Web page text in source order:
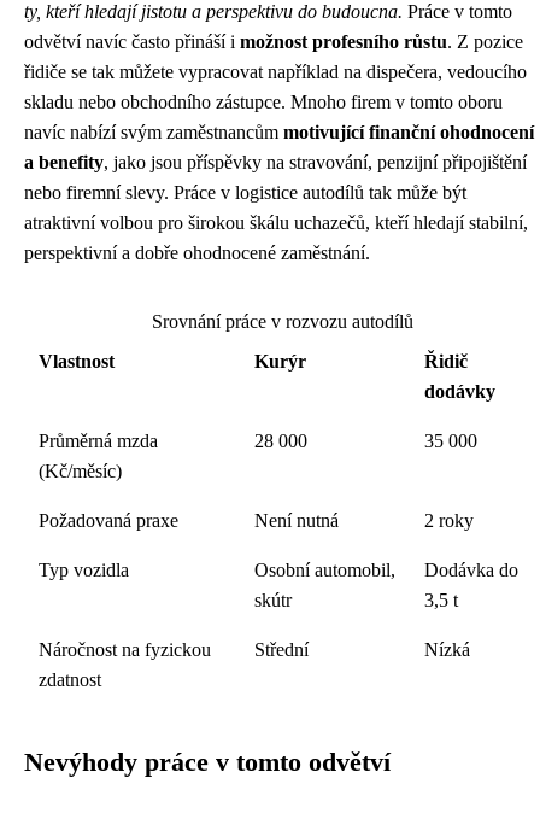
ty, kteří hledají jistotu a perspektivu do budoucna. Práce v tomto
odvětví navíc často přináší i možnost profesního růstu. Z pozice
řidiče se tak můžete vypracovat například na dispečera, vedoucího
skladu nebo obchodního zástupce. Mnoho firem v tomto oboru
navíc nabízí svým zaměstnancům motivující finanční ohodnocení
a benefity, jako jsou příspěvky na stravování, penzijní připojištění
nebo firemní slevy. Práce v logistice autodílů tak může být
atraktivní volbou pro širokou škálu uchazečů, kteří hledají stabilní,
perspektivní a dobře ohodnocené zaměstnání.
Srovnání práce v rozvozu autodílů
Vlastnost
Kurýr
Řidič
dodávky
Průměrná mzda
(Kč/měsíc)
28 000 35 000
Požadovaná praxe Není nutná 2 roky
Typ vozidla
Osobní automobil,
skútr
Dodávka do
3,5 t
Náročnost na fyzickou
zdatnost
Střední Nízká
Nevýhody práce v tomto odvětví